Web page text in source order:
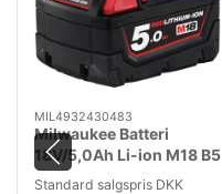
MIL4932430483
Milwaukee Batteri
18V/5,0Ah Li-ion M18 B5
Standard salgspris DKK